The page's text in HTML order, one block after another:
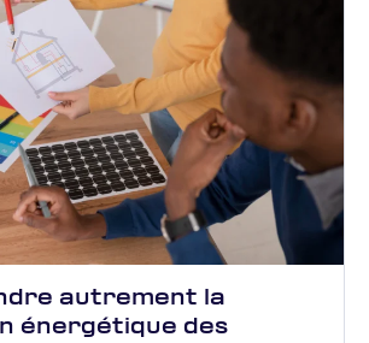
autrement la
énergétique des